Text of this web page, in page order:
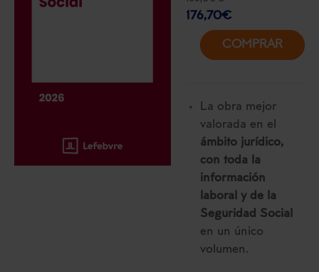
176,70€
COMPRAR
La obra mejor
valorada en el
ámbito jurídico,
con toda la
información
laboral y de la
Seguridad Social
en un único
volumen.